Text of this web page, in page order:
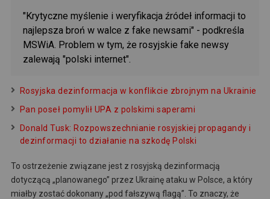
"Krytyczne myślenie i weryfikacja źródeł informacji to
najlepsza broń w walce z fake newsami" - podkreśla
MSWiA. Problem w tym, że rosyjskie fake newsy
zalewają "polski internet".
Rosyjska dezinformacja w konflikcie zbrojnym na Ukrainie
Pan poseł pomylił UPA z polskimi saperami
Donald Tusk: Rozpowszechnianie rosyjskiej propagandy i
dezinformacji to działanie na szkodę Polski
To ostrzeżenie związane jest z rosyjską dezinformacją
dotyczącą „planowanego” przez Ukrainę ataku w Polsce, a który
miałby zostać dokonany „pod fałszywą flagą”. To znaczy, że